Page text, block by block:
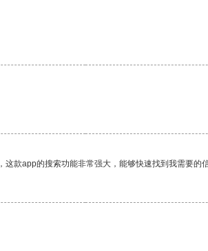
款app的搜索功能非常强大，能够快速找到我需要的信